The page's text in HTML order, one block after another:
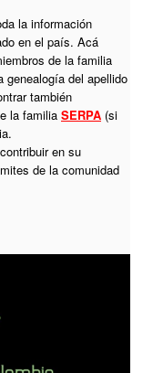
la información
en el país. Acá
de la familia
del apellido
también
la familia SERPA (si
en su
de la comunidad